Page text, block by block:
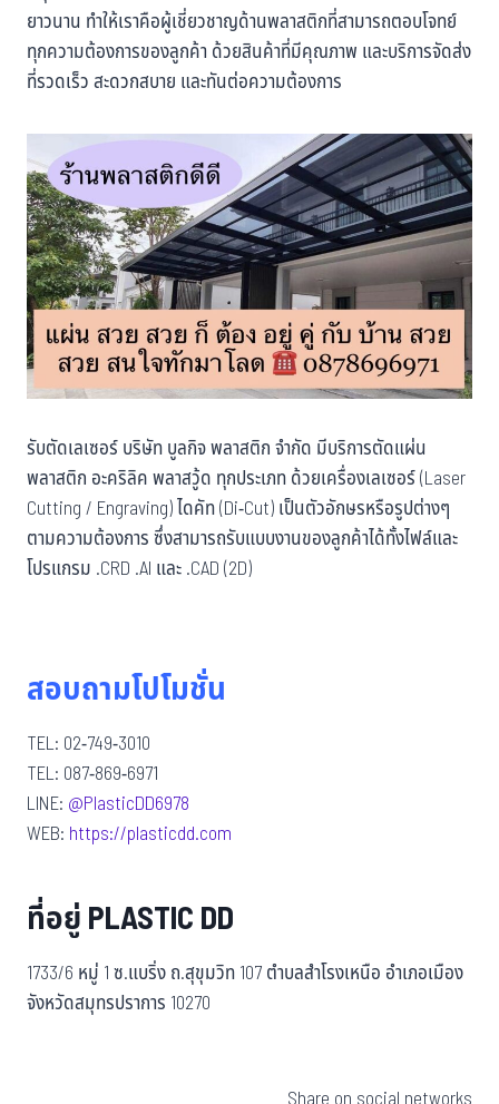
ยาวนาน ทำให้เราคือผู้เชี่ยวชาญด้านพลาสติกที่สามารถตอบโจทย์
ทุกความต้องการของลูกค้า ด้วยสินค้าที่มีคุณภาพ และบริการจัดส่ง
ที่รวดเร็ว สะดวกสบาย และทันต่อความต้องการ
รับตัดเลเซอร์ บริษัท บูลกิจ พลาสติก จำกัด มีบริการตัดแผ่น
พลาสติก อะคริลิค พลาสวู้ด ทุกประเภท ด้วยเครื่องเลเซอร์ (Laser
Cutting / Engraving) ไดคัท (Di-Cut) เป็นตัวอักษรหรือรูปต่างๆ
ตามความต้องการ ซึ่งสามารถรับแบบงานของลูกค้าได้ทั้งไฟล์และ
โปรแกรม .CRD .AI และ .CAD (2D)
สอบถามโปโมชั่น
TEL: 02-749-3010
TEL: 087-869-6971
LINE: @PlasticDD6978
WEB: https://plasticdd.com
ที่อยู่ PLASTIC DD
1733/6 หมู่ 1 ซ.แบริ่ง ถ.สุขุมวิท 107 ตำบลสำโรงเหนือ อำเภอเมือง
จังหวัดสมุทรปราการ 10270